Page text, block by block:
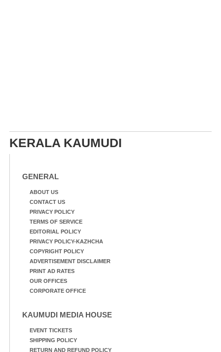
KERALA KAUMUDI
GENERAL
ABOUT US
CONTACT US
PRIVACY POLICY
TERMS OF SERVICE
EDITORIAL POLICY
PRIVACY POLICY-KAZHCHA
COPYRIGHT POLICY
ADVERTISEMENT DISCLAIMER
PRINT AD RATES
OUR OFFICES
CORPORATE OFFICE
KAUMUDI MEDIA HOUSE
EVENT TICKETS
SHIPPING POLICY
RETURN AND REFUND POLICY